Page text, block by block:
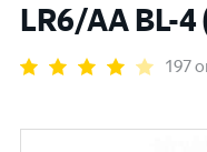
LR6/AA BL-
197